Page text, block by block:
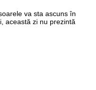
va sta ascuns în
această zi nu prezintă